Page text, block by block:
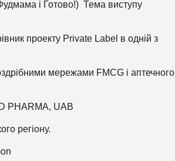
і Готово!) Тема виступу
проекту Private Label в одній з
мережами FMCG і аптечного
PHARMA, UAB
регіону.